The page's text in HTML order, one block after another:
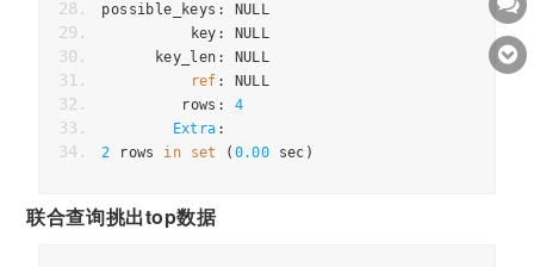
possible_keys :
NULL
          key
:
NULL
      key_len
:
NULL
ref :
NULL
         rows
:
4
Extra :
2 rows in set ( 0.00 sec )
联合查询挑出top数据